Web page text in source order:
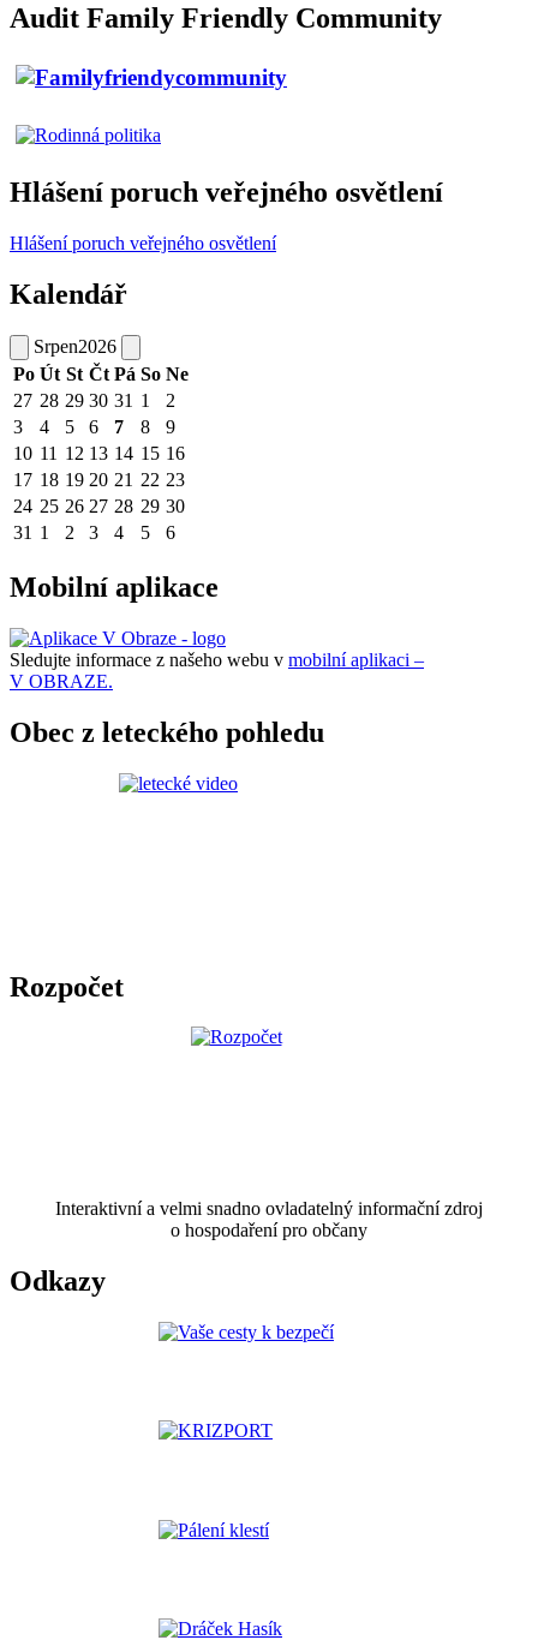
Audit Family Friendly Community
Hlášení poruch veřejného osvětlení
Hlášení poruch veřejného osvětlení
Kalendář
Srpen2026
Po Út St Čt Pá So Ne
27 28 29 30 31 1
2
3
4 5 6 7 8
9
10 11 12 13 14 15 16
17 18 19 20 21 22 23
24 25 26 27 28 29 30
31 1 2 3 4 5 6
Mobilní aplikace
Sledujte informace z našeho webu v mobilní aplikaci –
V OBRAZE.
Obec z leteckého pohledu
Rozpočet
Interaktivní a velmi snadno ovladatelný informační zdroj
o hospodaření pro občany
Odkazy